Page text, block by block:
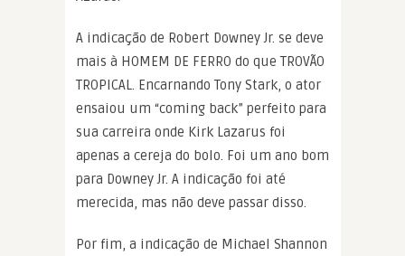
A indicação de Robert Downey Jr. se deve
mais à HOMEM DE FERRO do que TROVÃO
TROPICAL. Encarnando Tony Stark, o ator
ensaiou um “coming back” perfeito para
sua carreira onde Kirk Lazarus foi
apenas a cereja do bolo. Foi um ano bom
para Downey Jr. A indicação foi até
merecida, mas não deve passar disso.
Por fim, a indicação de Michael Shannon